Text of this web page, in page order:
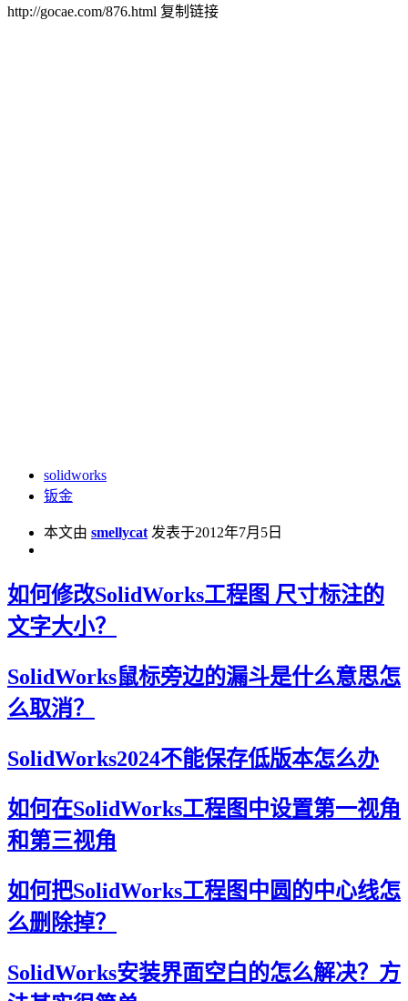
http://gocae.com/876.html 复制链接
solidworks
钣金
本文由 smellycat 发表于2012年7月5日
如何修改SolidWorks工程图 尺寸标注的
文字大小？
SolidWorks鼠标旁边的漏斗是什么意思怎
么取消？
SolidWorks2024不能保存低版本怎么办
如何在SolidWorks工程图中设置第一视角
和第三视角
如何把SolidWorks工程图中圆的中心线怎
么删除掉？
SolidWorks安装界面空白的怎么解决？方